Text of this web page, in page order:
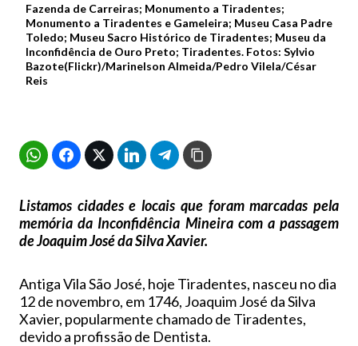
Fazenda de Carreiras; Monumento a Tiradentes;
Monumento a Tiradentes e Gameleira; Museu Casa Padre
Toledo; Museu Sacro Histórico de Tiradentes; Museu da
Inconfidência de Ouro Preto; Tiradentes. Fotos: Sylvio
Bazote(Flickr)/Marinelson Almeida/Pedro Vilela/César
Reis
Listamos cidades e locais que foram marcadas pela
memória da Inconfidência Mineira com a passagem
de Joaquim José da Silva Xavier.
Antiga Vila São José, hoje Tiradentes, nasceu no dia
12 de novembro, em 1746, Joaquim José da Silva
Xavier, popularmente chamado de Tiradentes,
devido a profissão de Dentista.